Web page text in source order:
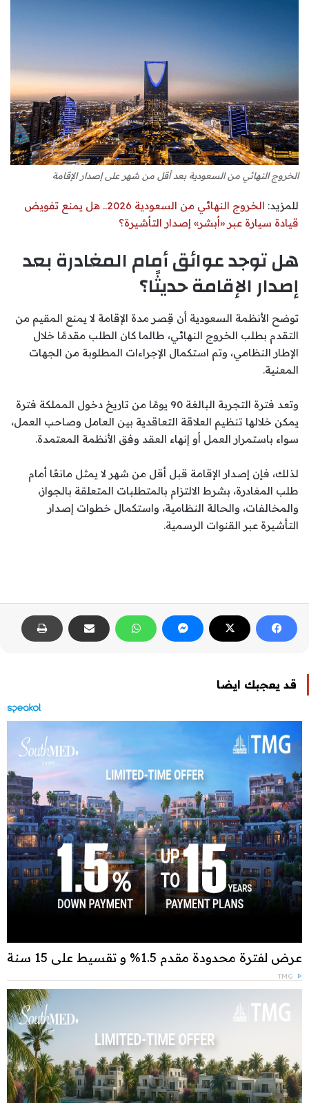
الخروج النهائي من السعودية بعد أقل من شهر على إصدار الإقامة
للمزيد:
الخروج النهائي من السعودية 2026.. هل يمنع تفويض
قيادة سيارة عبر «أبشر» إصدار التأشيرة؟
هل توجد عوائق أمام المغادرة بعد
إصدار الإقامة حديثًا؟
توضح الأنظمة السعودية أن قِصر مدة الإقامة لا يمنع المقيم من
التقدم بطلب الخروج النهائي، طالما كان الطلب مقدمًا خلال
الإطار النظامي، وتم استكمال الإجراءات المطلوبة من الجهات
المعنية.
وتعد فترة التجربة البالغة 90 يومًا من تاريخ دخول المملكة فترة
يمكن خلالها تنظيم العلاقة التعاقدية بين العامل وصاحب العمل،
سواء باستمرار العمل أو إنهاء العقد وفق الأنظمة المعتمدة.
لذلك، فإن إصدار الإقامة قبل أقل من شهر لا يمثل مانعًا أمام
طلب المغادرة، بشرط الالتزام بالمتطلبات المتعلقة بالجواز،
والمخالفات، والحالة النظامية، واستكمال خطوات إصدار
التأشيرة عبر القنوات الرسمية.
قد يعجبك ايضا
عرض لفترة محدودة مقدم 1.5% و تقسيط علي 15 سنة
TMG